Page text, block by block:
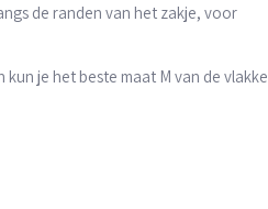
de randen van het zakje, voor
je het beste maat M van de vlakke